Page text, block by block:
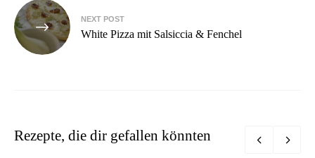
NEXT POST
White Pizza mit Salsiccia & Fenchel
Rezepte, die dir gefallen könnten